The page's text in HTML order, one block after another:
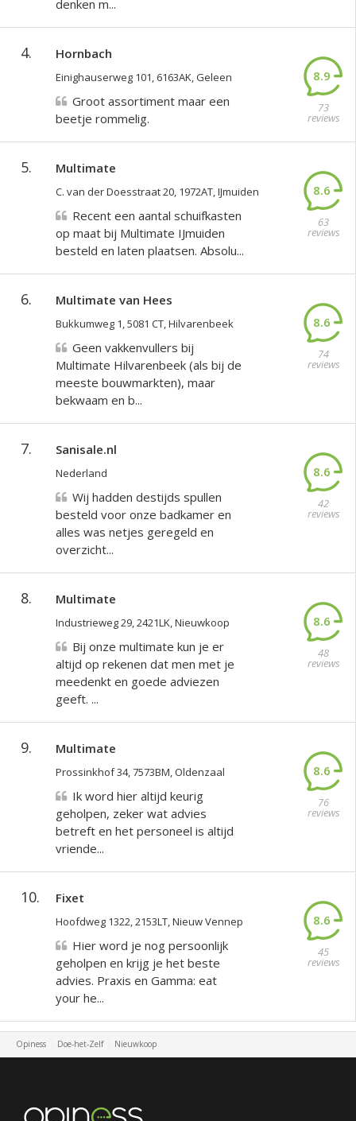
denken m...
4. Hornbach
Einighauserweg 101, 6163AK, Geleen 8.9
73
reviews
Groot assortiment maar een
beetje rommelig.
5. Multimate
C. van der Doesstraat 20, 1972AT, IJmuiden 8.6
63
reviews
Recent een aantal schuifkasten
op maat bij Multimate IJmuiden
besteld en laten plaatsen. Absolu...
6. Multimate van Hees
Bukkumweg 1, 5081 CT, Hilvarenbeek 8.6
74
reviews
Geen vakkenvullers bij
Multimate Hilvarenbeek (als bij de
meeste bouwmarkten), maar
bekwaam en b...
7. Sanisale.nl
Nederland 8.6
42
reviews
Wij hadden destijds spullen
besteld voor onze badkamer en
alles was netjes geregeld en
overzicht...
8. Multimate
Industrieweg 29, 2421LK, Nieuwkoop 8.6
48
reviews
Bij onze multimate kun je er
altijd op rekenen dat men met je
meedenkt en goede adviezen
geeft. ...
9. Multimate
Prossinkhof 34, 7573BM, Oldenzaal 8.6
76
reviews
Ik word hier altijd keurig
geholpen, zeker wat advies
betreft en het personeel is altijd
vriende...
10. Fixet
Hoofdweg 1322, 2153LT, Nieuw Vennep 8.6
45
reviews
Hier word je nog persoonlijk
geholpen en krijg je het beste
advies. Praxis en Gamma: eat
your he...
Opiness Doe-het-Zelf Nieuwkoop